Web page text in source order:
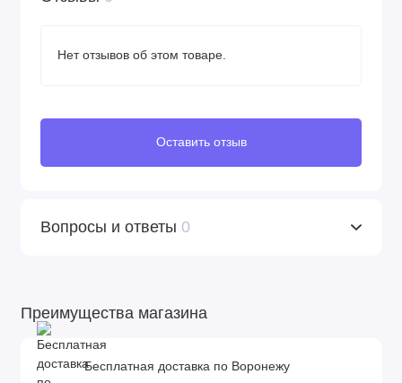
Нет отзывов об этом товаре.
Оставить отзыв
Вопросы и ответы 0
Преимущества магазина
Бесплатная доставка по Воронежу